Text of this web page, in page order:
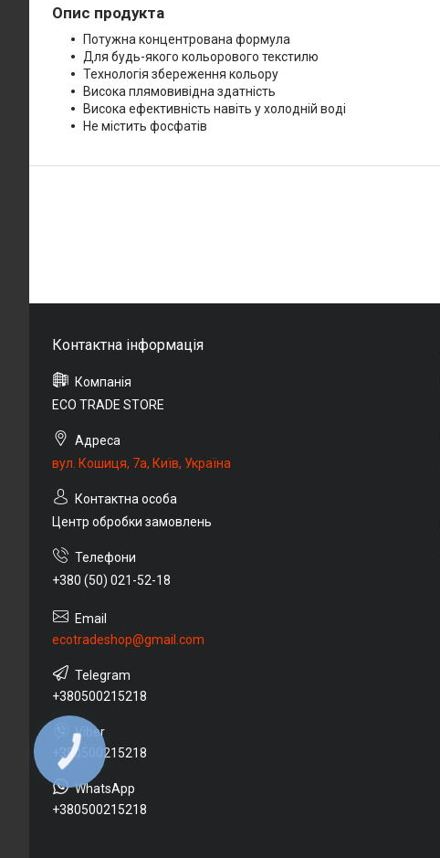
Опис продукта
Потужна концентрована формула
Для будь-якого кольорового текстилю
Технологія збереження кольору
Висока плямовивідна здатність
Висока ефективність навіть у холодній воді
Не містить фосфатів
ECO TRADE STORE
вул. Кошиця, 7а, Київ, Україна
Центр обробки замовлень
+380 (50) 021-52-18
ecotradeshop@gmail.com
+380500215218
+380500215218
+380500215218
КНОПКА
ЗВ'ЯЗКУ